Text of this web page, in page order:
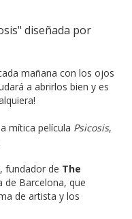
diseñada por
mañana con los ojos
a abrirlos bien y es
mítica película Psicosis,
, fundador de The
de Barcelona, que
de artista y los